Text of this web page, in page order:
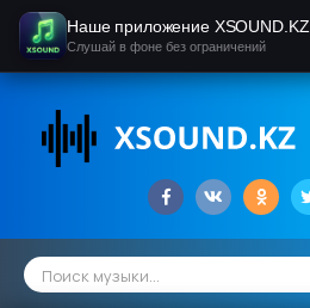
Наше приложение XSOUND.KZ
Слушай в фоне без ограничений